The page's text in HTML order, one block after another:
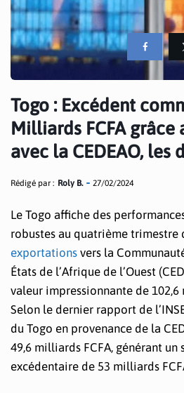
Togo : Excédent
Milliards FCFA grâce
avec la CEDEAO, les
Rédigé par : Roly B. 27/02/2024
Le Togo affiche des
robustes au quatrième trimestre
exportations vers la
États de l’Afrique de l’Ouest
valeur impressionnante de 102,6
Selon le dernier rapport de
du Togo en provenance de la
49,6 milliards FCFA, générant
excédentaire de 53 milliards